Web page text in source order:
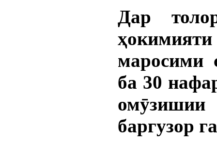
Дар
маросими
ба 30
баргузор